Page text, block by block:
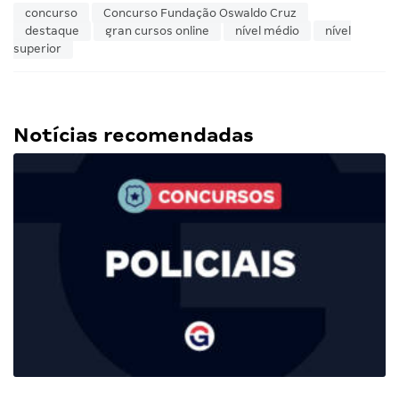
concurso
Concurso Fundação Oswaldo Cruz
destaque
gran cursos online nível médio
nível
superior
Notícias recomendadas